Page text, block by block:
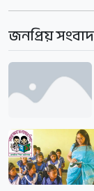
জনপ্রিয় সংবাদ